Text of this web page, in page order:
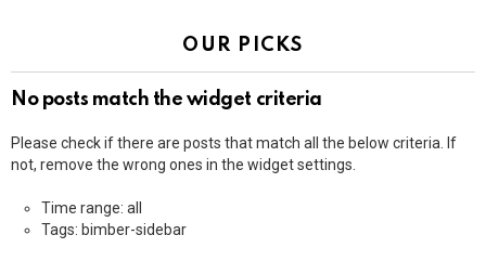
OUR PICKS
No posts match the widget criteria
Please check if there are posts that match all the below criteria. If
not, remove the wrong ones in the widget settings.
Time range: all
Tags: bimber-sidebar